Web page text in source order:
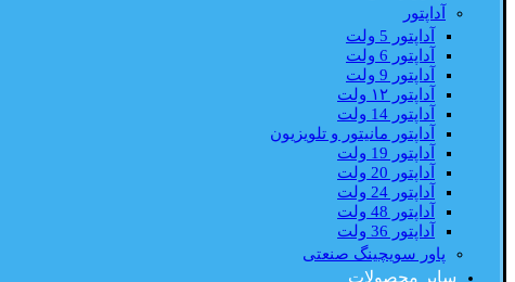
آداپتور
آداپتور 5 ولت
آداپتور 6 ولت
آداپتور 9 ولت
آداپتور ۱۲ ولت
آداپتور 14 ولت
آداپتور مانیتور و تلویزیون
آداپتور 19 ولت
آداپتور 20 ولت
آداپتور 24 ولت
آداپتور 48 ولت
آداپتور 36 ولت
پاور سویچینگ صنعتی
سایر محصولات